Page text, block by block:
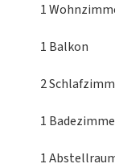
1
1 Balkon
2
1
1